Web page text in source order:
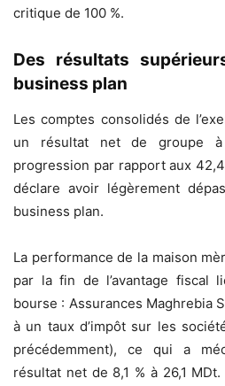
critique de 100 %.
Des résultats
business plan
Les comptes consolidés de
un résultat net de groupe
progression par rapport aux
déclare avoir légèrement
business plan.
La performance de la maison
par la fin de l’avantage fiscal
bourse : Assurances Maghrebia
à un taux d’impôt sur les
précédemment), ce qui a
résultat net de 8,1 % à 26,1